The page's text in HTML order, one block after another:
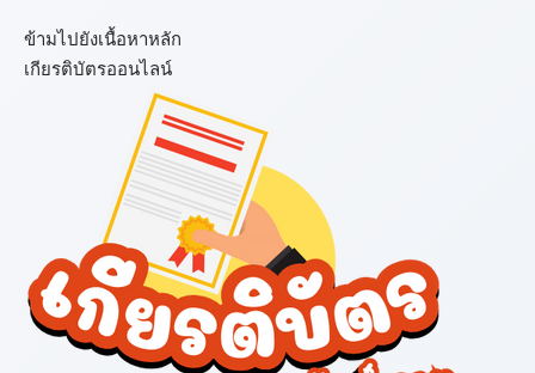
ข้ามไปยังเนื้อหาหลัก
เกียรติบัตรออนไลน์